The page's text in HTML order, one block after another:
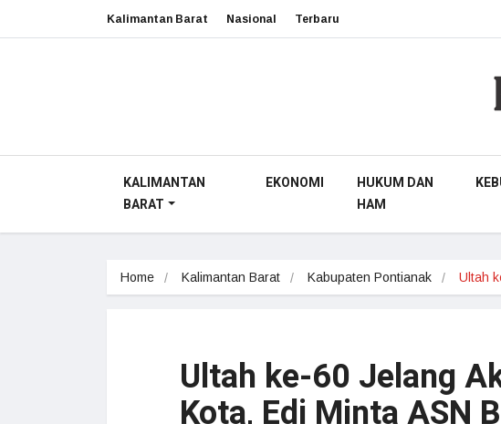
Kalimantan Barat Nasional Terbaru
KALIMANTAN
BARAT
EKONOMI
HUKUM DAN
HAM
Home Kalimantan Barat Kabupaten Pontianak Ultah
Ultah ke-60 Jelang
Kota, Edi Minta ASN